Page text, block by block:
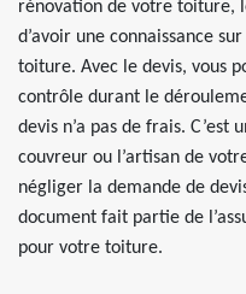
rénovation de votre toiture,
d’avoir une connaissance
toiture. Avec le devis, vous
contrôle durant le
devis n’a pas de frais.
couvreur ou l’artisan de
négliger la demande de
document fait partie de
pour votre toiture.